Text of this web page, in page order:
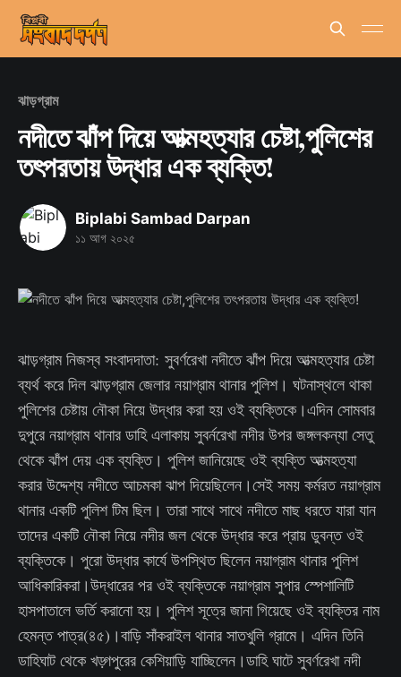
ঝাড়গ্রাম
নদীতে ঝাঁপ দিয়ে আত্মহত্যার চেষ্টা,পুলিশের
তৎপরতায় উদ্ধার এক ব্যক্তি!
Biplabi Sambad Darpan
১১ আগ ২০২৫
ঝাড়গ্রাম নিজস্ব সংবাদদাতা: সুবর্ণরেখা নদীতে ঝাঁপ দিয়ে আত্মহত্যার চেষ্টা
ব্যর্থ করে দিল ঝাড়গ্রাম জেলার নয়াগ্রাম থানার পুলিশ। ঘটনাস্থলে থাকা
পুলিশের চেষ্টায় নৌকা নিয়ে উদ্ধার করা হয় ওই ব্যক্তিকে।এদিন সোমবার
দুপুরে নয়াগ্রাম থানার ডাহি এলাকায় সুবর্নরেখা নদীর উপর জঙ্গলকন্যা সেতু
থেকে ঝাঁপ দেয় এক ব্যক্তি। পুলিশ জানিয়েছে ওই ব্যক্তি আত্মহত্যা
করার উদ্দেশ্য নদীতে আচমকা ঝাপ দিয়েছিলেন।সেই সময় কর্মরত নয়াগ্রাম
থানার একটি পুলিশ টিম ছিল। তারা সাথে সাথে নদীতে মাছ ধরতে যারা যান
তাদের একটি নৌকা নিয়ে নদীর জল থেকে উদ্ধার করে প্রায় ডুবন্ত ওই
ব্যক্তিকে। পুরো উদ্ধার কার্যে উপস্থিত ছিলেন নয়াগ্রাম থানার পুলিশ
আধিকারিকরা।উদ্ধারের পর ওই ব্যক্তিকে নয়াগ্রাম সুপার স্পেশালিটি
হাসপাতালে ভর্তি করানো হয়। পুলিশ সূত্রে জানা গিয়েছে ওই ব্যক্তির নাম
হেমন্ত পাত্র(৪৫)।বাড়ি সাঁকরাইল থানার সাতখুলি গ্রামে। এদিন তিনি
ডাহিঘাট থেকে খড়্গপুরের কেশিয়াড়ি যাচ্ছিলেন।ডাহি ঘাটে সুবর্ণরেখা নদী